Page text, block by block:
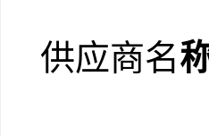
供应商名